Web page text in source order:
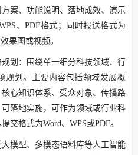
案、功能说明、落地成效、演示
、PDF格式；同时报送格式为
果图或视频。
规划：围绕单一细分科技领域、行
规划。主要内容包括领域发展概
心知识体系、受众对象、传播路
落地实施，可作为领域或行业科
交格式为Word、WPS或PDF。
大模型、多模态语料库等人工智能